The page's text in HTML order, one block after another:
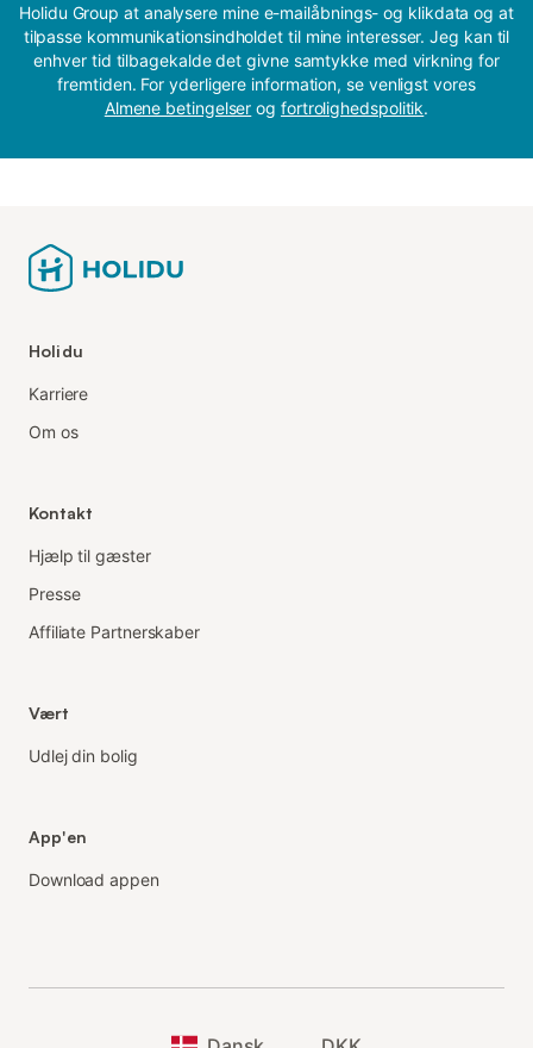
Holidu Group at analysere mine e-mailåbnings- og klikdata og at
tilpasse kommunikationsindholdet til mine interesser. Jeg kan til
enhver tid tilbagekalde det givne samtykke med virkning for
fremtiden. For yderligere information, se venligst vores
Almene betingelser og fortrolighedspolitik.
Holidu
Karriere
Om os
Kontakt
Hjælp til gæster
Presse
Affiliate Partnerskaber
Vært
Udlej din bolig
App'en
Download appen